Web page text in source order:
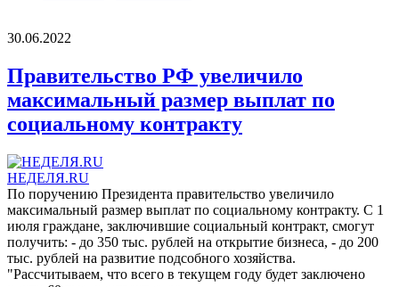
30.06.2022
Правительство РФ увеличило
максимальный размер выплат по
социальному контракту
НЕДЕЛЯ.RU
По поручению Президента правительство увеличило
максимальный размер выплат по социальному контракту. С 1
июля граждане, заключившие социальный контракт, смогут
получить: - до 350 тыс. рублей на открытие бизнеса, - до 200
тыс. рублей на развитие подсобного хозяйства.
"Рассчитываем, что всего в текущем году будет заключено